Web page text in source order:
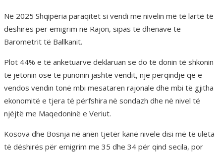
Në 2025 Shqipëria paraqitet si vendi me nivelin më të lartë të
dëshirës për emigrim në Rajon, sipas të dhënave të
Barometrit të Ballkanit.
Plot 44% e të anketuarve deklaruan se do të donin të shkonin
të jetonin ose të punonin jashtë vendit, një përqindje që e
vendos vendin tonë mbi mesataren rajonale dhe mbi të gjitha
ekonomitë e tjera të përfshira në sondazh dhe në nivel të
njëjtë me Maqedoninë e Veriut.
Kosova dhe Bosnja në anën tjetër kanë nivele disi më të ulëta
të dëshirës për emigrim me 35 dhe 34 për qind secila, por